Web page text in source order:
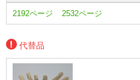
2192ページ 2532ページ
代替品